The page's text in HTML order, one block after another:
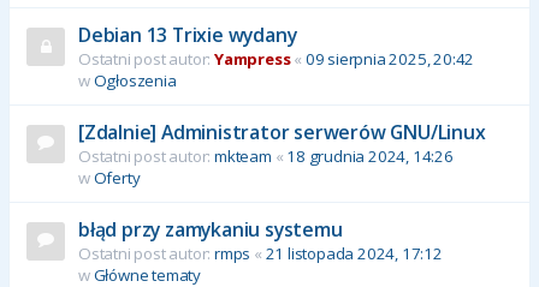
Debian 13 Trixie wydany
Ostatni post autor: Yampress« 09 sierpnia 2025, 20:42
wOgłoszenia
[Zdalnie] Administrator serwerów GNU/Linux
Ostatni post autor: mkteam « 18 grudnia 2024, 14:26
wOferty
błąd przy zamykaniu systemu
Ostatni post autor: rmps « 21 listopada 2024, 17:12
wGłówne tematy